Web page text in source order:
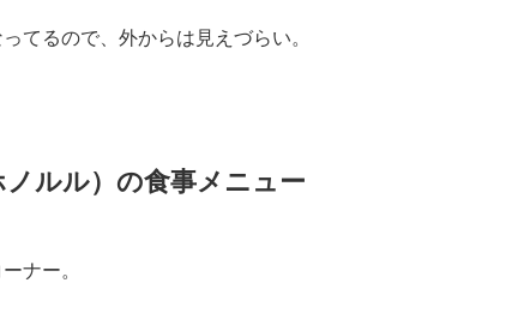
てるので、外からは見えづらい。
ルル）の食事メニュー
ナー。